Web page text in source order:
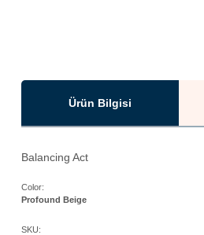
Ürün Bilgisi
Balancing Act
Color:
Profound Beige
SKU: